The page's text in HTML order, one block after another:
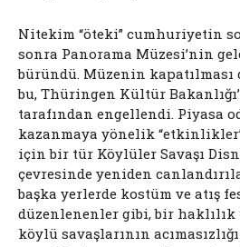
Nitekim “öteki” cumhuriyetin
sonra Panorama Müzesi’nin
büründü. Müzenin kapatılması
bu, Thüringen Kültür
tarafından engellendi. Piyasa
kazanmaya yönelik
için bir tür Köylüler Savaşı
çevresinde yeniden
başka yerlerde kostüm ve atış
düzenlenenler gibi, bir haklılık
köylü savaşlarının